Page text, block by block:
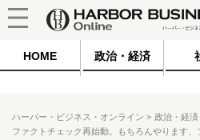
HOME 政治・経済
ハーバー・ビジネス・オンライン 政治・経済
ファクトチェック再始動。もちろんやります、